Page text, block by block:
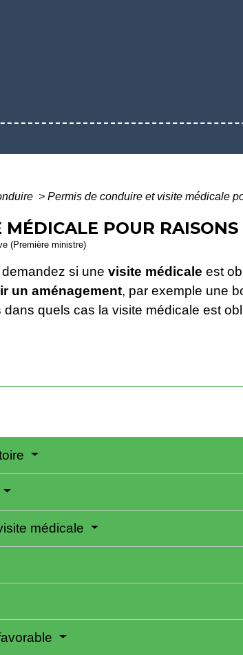
> Permis de conduire et visite médicale
POUR
(Première ministre)
si une visite médicale est
un aménagement, par exemple une
quels cas la visite médicale est
médicale